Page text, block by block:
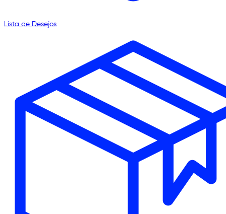
Lista de Desejos